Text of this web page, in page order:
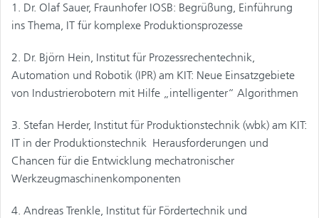
1. Dr. Olaf Sauer, Fraunhofer IOSB: Begrüßung, Einführung
ins Thema, IT für komplexe Produktionsprozesse
2. Dr. Björn Hein, Institut für Prozessrechentechnik,
Automation und Robotik (IPR) am KIT: Neue Einsatzgebiete
von Industrierobotern mit Hilfe „intelligenter“ Algorithmen
3. Stefan Herder, Institut für Produktionstechnik (wbk) am KIT:
IT in der Produktionstechnik  Herausforderungen und
Chancen für die Entwicklung mechatronischer
Werkzeugmaschinenkomponenten
4. Andreas Trenkle, Institut für Fördertechnik und